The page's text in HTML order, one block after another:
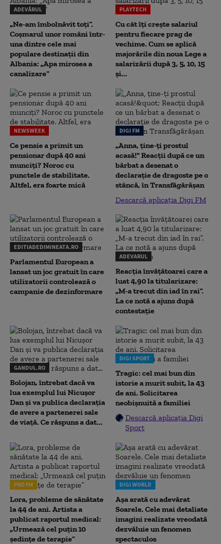
ADEVĂRUL
„Ne-am îmbolnăvit toți”.
Coșmarul unor români într-
una dintre cele mai
populare destinații din
Albania: „Apa mirosea a
canalizare”
PLAYTECH
Cu cât îți crește salariul
pentru fiecare prag de
vechime. Cum se aplică
majorările din noua Lege a
salarizării după 3, 5, 10, 15
și...
NEWSWEEK
Ce pensie a primit un
pensionar după 40 ani
munciți? Noroc cu
punctele de stabilitate.
Altfel, era foarte mică
DIGI FM
„Anna, ţine-ţi prostul
acasă!" Reacţii după ce un
bărbat a desenat o
declaraţie de dragoste pe o
stâncă, în Transfăgărăşan
Descarcă aplicația Digi FM
EDITIADEDIMINEATA.RO
Parlamentul European a
lansat un joc gratuit în care
utilizatorii controlează o
campanie de dezinformare
ADEVARUL
Reacția învățătoarei care a
luat 4,90 la titularizare:
„M-a trecut din iad în rai”.
La ce notă a ajuns după
contestație
GANDUL.RO
Bolojan, întrebat dacă va
lua exemplul lui Nicușor
Dan și va publica declarația
de avere a partenerei sale
de viață. Ce răspuns a dat...
DIGI SPORT
Tragic: cel mai bun din
istorie a murit subit, la 43
de ani. Solicitarea
neobișnuită a familiei
Descarcă aplicația Digi
Sport
PRO FM
Lora, probleme de sănătate
la 44 de ani. Artista a
publicat raportul medical:
„Urmează cel puțin 10
ședințe de terapie”
DIGI WORLD
Așa arată cu adevărat
Soarele. Cele mai detaliate
imagini realizate vreodată
dezvăluie un fenomen
spectaculos